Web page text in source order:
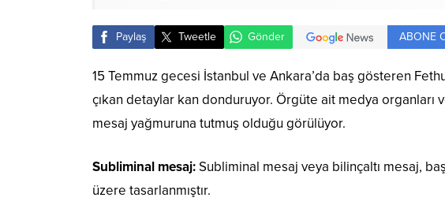
Paylaş Tweetle Gönder ABONE
15 Temmuz gecesi İstanbul ve Ankara’da baş gösteren
çıkan detaylar kan donduruyor. Örgüte ait medya organları
mesaj yağmuruna tutmuş olduğu görülüyor.
Subliminal mesaj:Subliminal mesaj veya bilinçaltı mesaj,
üzere tasarlanmıştır.